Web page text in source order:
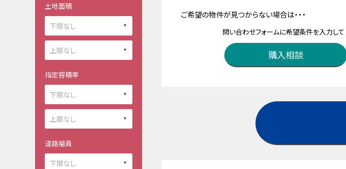
ご希望の物件が見つからない場合は・・・
問い合わせフォームに希望条件を入力して
購入相談
土地面積
指定容積率
道路幅員